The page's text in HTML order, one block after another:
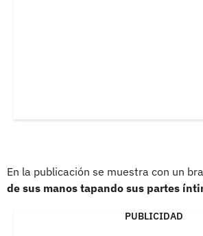
En la publicación se muestra con un
de sus manos tapando sus partes
PUBLICIDAD